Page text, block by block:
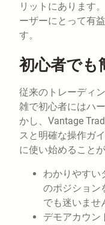
リットにあります
ーザーにとって有
す。
初心者でも
従来のトレーディ
雑で初心者にはハ
かし、Vantage
スと明確な操作ガ
に使い始めることが
わかりやすい
のポジション
でも迷いませ
デモアカウン